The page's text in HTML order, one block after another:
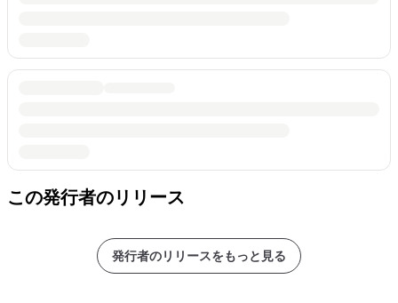
この発行者のリリース
発行者のリリースをもっと見る